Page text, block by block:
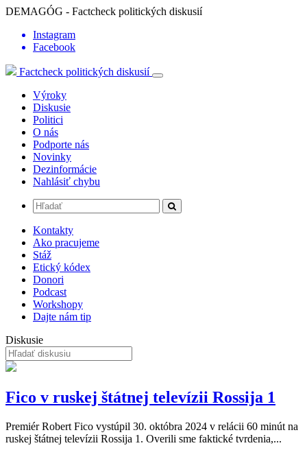
DEMAGÓG - Factcheck politických diskusií
Instagram
Facebook
Factcheck politických diskusií
Výroky
Diskusie
Politici
O nás
Podporte nás
Novinky
Dezinformácie
Nahlásiť chybu
Kontakty
Ako pracujeme
Stáž
Etický kódex
Donori
Podcast
Workshopy
Dajte nám tip
Diskusie
Fico v ruskej štátnej televízii Rossija 1
Premiér Robert Fico vystúpil 30. októbra 2024 v relácii 60 minút na
ruskej štátnej televízii Rossija 1. Overili sme faktické tvrdenia,...